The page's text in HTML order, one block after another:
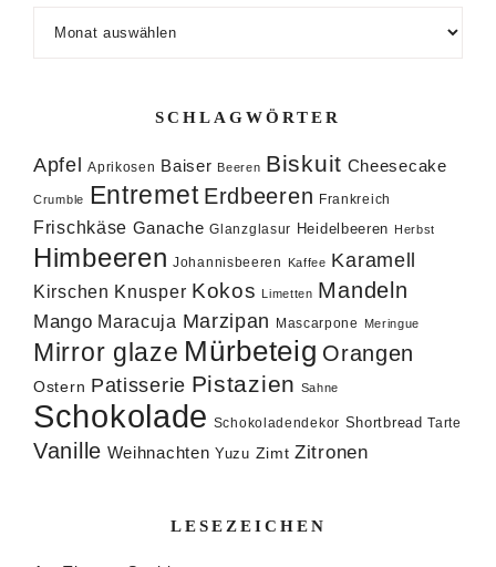
SCHLAGWÖRTER
Apfel Aprikosen Baiser Beeren Biskuit Cheesecake
Crumble Entremet Erdbeeren Frankreich
Frischkäse Ganache Glanzglasur Heidelbeeren Herbst
Himbeeren Johannisbeeren Kaffee Karamell
Kirschen Knusper Kokos Limetten Mandeln
Mango Maracuja Marzipan Mascarpone Meringue
Mirror glaze Mürbeteig Orangen
Ostern Patisserie Pistazien Sahne
Schokolade Schokoladendekor Shortbread Tarte
Vanille Weihnachten Yuzu Zimt Zitronen
LESEZEICHEN